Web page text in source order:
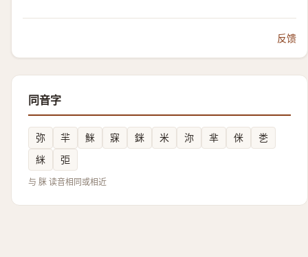
反馈
同音字
弥 羋 䱊 㝥 銤 米 沵 芈 侎
㐘
䋛
弡
与 脒 读音相同或相近